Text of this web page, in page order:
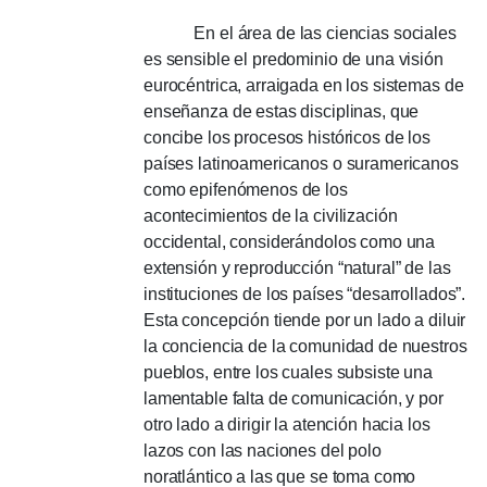
En el área de las ciencias sociales
es sensible el predominio de una visión
eurocéntrica, arraigada en los sistemas de
enseñanza de estas disciplinas, que
concibe los procesos históricos de los
países latinoamericanos o suramericanos
como epifenómenos de los
acontecimientos de la civilización
occidental, considerándolos como una
extensión y reproducción “natural” de las
instituciones de los países “desarrollados”.
Esta concepción tiende por un lado a diluir
la conciencia de la comunidad de nuestros
pueblos, entre los cuales subsiste una
lamentable falta de comunicación, y por
otro lado a dirigir la atención hacia los
lazos con las naciones del polo
noratlántico a las que se toma como